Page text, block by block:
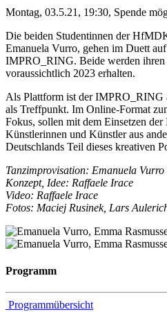
Montag, 03.5.21, 19:30, Spende
Die beiden Studentinnen der
Emanuela Vurro, gehen im Duett
IMPRO_RING. Beide werden
voraussichtlich 2023 erhalten.
Als Plattform ist der IMPRO_RING
als Treffpunkt. Im Online-Format
Fokus, sollen mit dem Einsetzen der
Künstlerinnen und Künstler aus
Deutschlands Teil dieses kreativen
Tanzimprovisation: Emanuela Vurro
Konzept, Idee: Raffaele Irace
Video: Raffaele Irace
Fotos: Maciej Rusinek, Lars
Programm
Programmübersicht